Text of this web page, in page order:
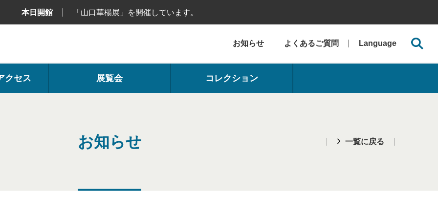
本日開館 「山口華楊展」を開催しています。
お知らせ よくあるご質問 Language
クセス 展覧会 コレクション
お知らせ 一覧に戻る